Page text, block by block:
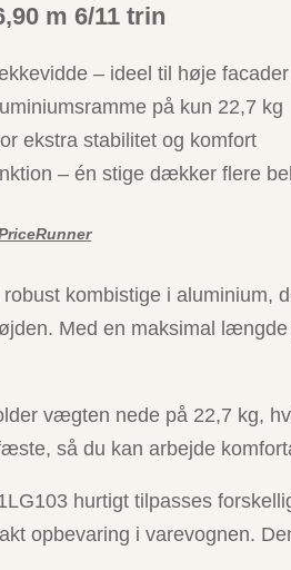
m 6/11 trin
– ideel til høje
på kun 22,7 kg
ekstra stabilitet og komfort
– én stige dækker flere
kombistige i aluminium,
Med en maksimal
vægten nede på 22,7 kg,
så du kan arbejde
hurtigt tilpasses
opbevaring i varevognen.